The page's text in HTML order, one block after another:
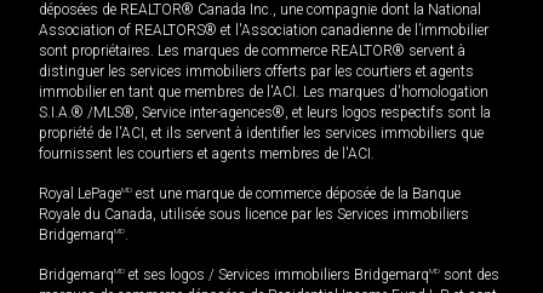
déposées de REALTOR® Canada Inc., une compagnie dont la National
Association of REALTORS® et l'Association canadienne de l’immobilier
sont propriétaires. Les marques de commerce REALTOR® servent à
distinguer les services immobiliers offerts par les courtiers et agents
immobilier en tant que membres de l'ACI. Les marques d'homologation
S.I.A.® /MLS®, Service inter-agences®, et leurs logos respectifs sont la
propriété de l'ACI, et ils servent à identifier les services immobiliers que
fournissent les courtiers et agents membres de l'ACI.
Royal LePageMD est une marque de commerce déposée de la Banque
Royale du Canada, utilisée sous licence par les Services immobiliers
BridgemarqMD.
BridgemarqMD et ses logos / Services immobiliers BridgemarqMD sont des